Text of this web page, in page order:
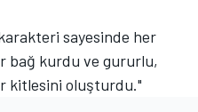
sayesinde her
bağ kurdu ve gururlu,
kitlesini oluşturdu."